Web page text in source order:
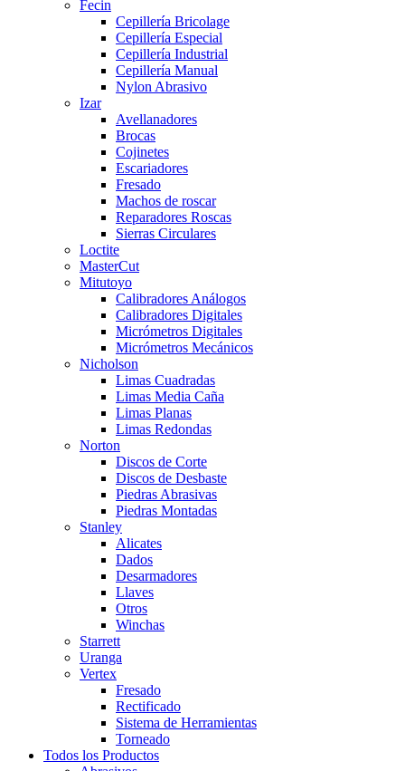
Fecin
Cepillería Bricolage
Cepillería Especial
Cepillería Industrial
Cepillería Manual
Nylon Abrasivo
Izar
Avellanadores
Brocas
Cojinetes
Escariadores
Fresado
Machos de roscar
Reparadores Roscas
Sierras Circulares
Loctite
MasterCut
Mitutoyo
Calibradores Análogos
Calibradores Digitales
Micrómetros Digitales
Micrómetros Mecánicos
Nicholson
Limas Cuadradas
Limas Media Caña
Limas Planas
Limas Redondas
Norton
Discos de Corte
Discos de Desbaste
Piedras Abrasivas
Piedras Montadas
Stanley
Alicates
Dados
Desarmadores
Llaves
Otros
Winchas
Starrett
Uranga
Vertex
Fresado
Rectificado
Sistema de Herramientas
Torneado
Todos los Productos